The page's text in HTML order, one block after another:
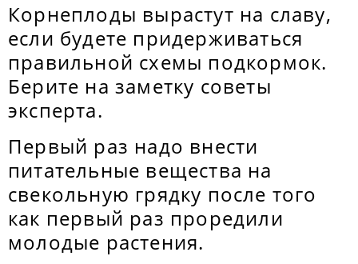
Корнеплоды вырастут на славу,
если будете придерживаться
правильной схемы подкормок.
Берите на заметку советы
эксперта.
Первый раз надо внести
питательные вещества на
свекольную грядку после того
как первый раз проредили
молодые растения.